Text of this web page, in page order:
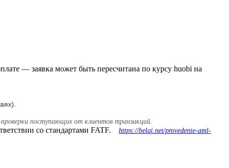
— заявка может быть пересчитана по курсу huobi на
поступающих от клиентов транзакций.
со стандартами FATF. https://belqi.net/provedenie-aml-